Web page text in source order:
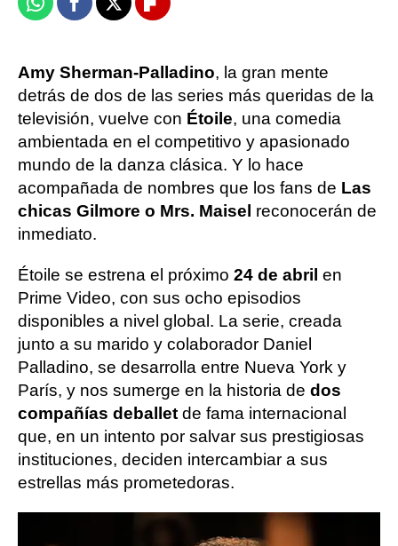
WhatsappFacebook
X Flipboard
Amy Sherman-Palladino, la gran mente
detrás de dos de las series más queridas de la
televisión, vuelve con Étoile, una comedia
ambientada en el competitivo y apasionado
mundo de la danza clásica. Y lo hace
acompañada de nombres que los fans de Las
chicas Gilmore o Mrs. Maisel reconocerán de
inmediato.
Étoile se estrena el próximo 24 de abril en
Prime Video, con sus ocho episodios
disponibles a nivel global. La serie, creada
junto a su marido y colaborador Daniel
Palladino, se desarrolla entre Nueva York y
París, y nos sumerge en la historia de dos
compañías de ballet de fama internacional
que, en un intento por salvar sus prestigiosas
instituciones, deciden intercambiar a sus
estrellas más prometedoras.